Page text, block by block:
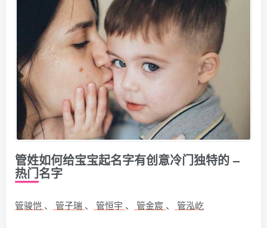
管姓如何给宝宝起名字有创意冷门独特的 –
热门名字
管骏恺 、 管子瑞 、 管恒宇 、 管金宸 、 管泓屹